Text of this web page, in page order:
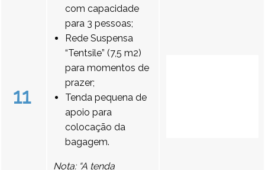
11
com capacidade
para 3 pessoas;
Rede Suspensa
“Tentsile” (7,5 m2)
para momentos de
prazer;
Tenda pequena de
apoio para
colocação da
bagagem.
Nota: “A tenda